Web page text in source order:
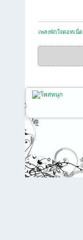
เพลงพักใจดอทเน็ต